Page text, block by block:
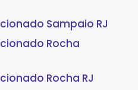
Sampaio RJ
Rocha
Rocha RJ